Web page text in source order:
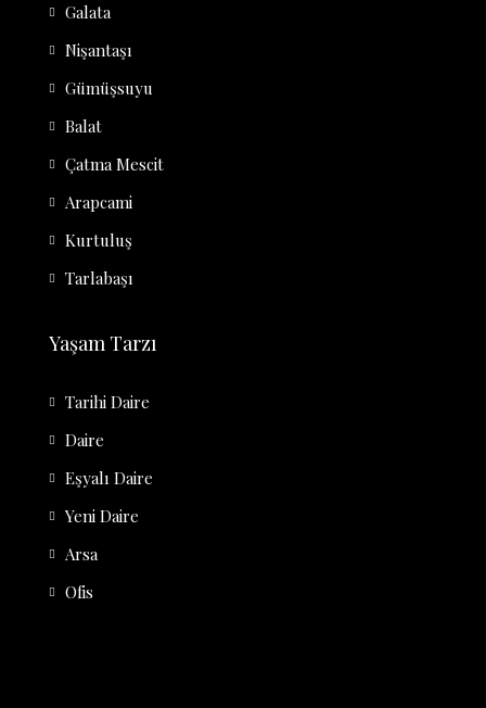
Galata
Nişantaşı
Gümüşsuyu
Balat
Çatma Mescit
Arapcami
Kurtuluş
Tarlabaşı
Yaşam Tarzı
Tarihi Daire
Daire
Eşyalı Daire
Yeni Daire
Arsa
Ofis